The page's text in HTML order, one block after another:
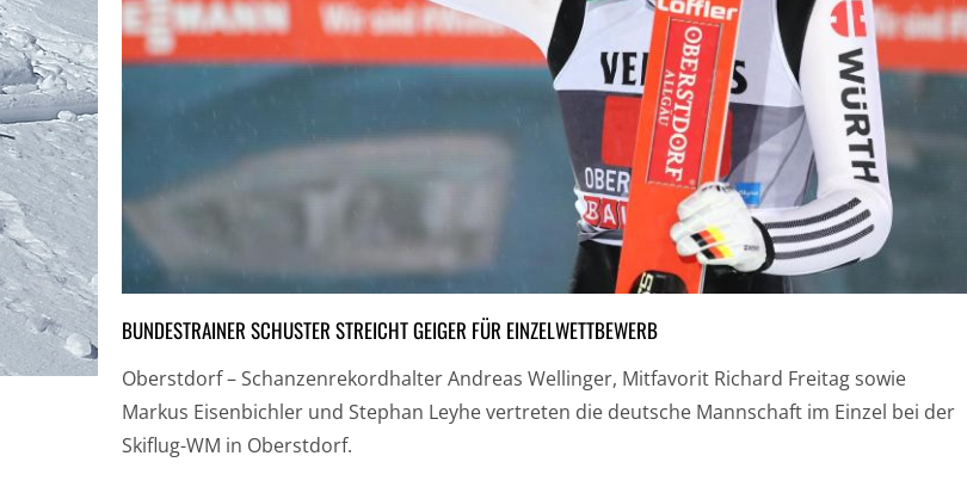
BUNDESTRAINER SCHUSTER STREICHT GEIGER FÜR EINZELWETTBEWERB
Oberstdorf – Schanzenrekordhalter Andreas Wellinger, Mitfavorit Richard Freitag sowie
Markus Eisenbichler und Stephan Leyhe vertreten die deutsche Mannschaft im Einzel bei der
Skiflug-WM in Oberstdorf.